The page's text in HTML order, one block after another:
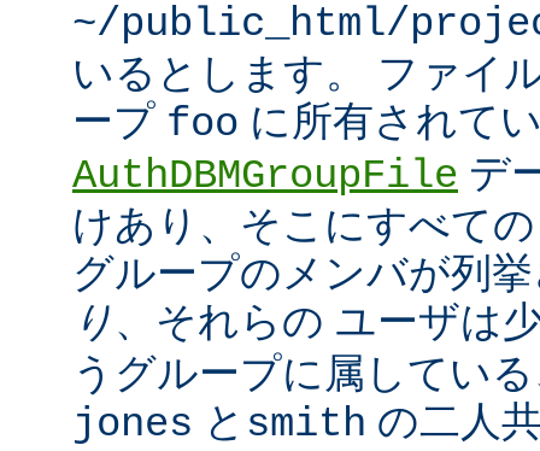
~/public_html/
いるとします。 ファイ
ープ foo に所有されて
AuthDBMGroupFile デ
けあり、そこにすべて
グループのメンバが列
り、それらの ユーザは
うグループに属してい
jones と smith の二人